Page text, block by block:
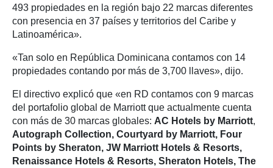
493 propiedades en la región bajo 22 marcas diferentes
con presencia en 37 países y territorios del Caribe y
Latinoamérica».
«Tan solo en República Dominicana contamos con 14
propiedades contando por más de 3,700 llaves», dijo.
El directivo explicó que «en RD contamos con 9 marcas
del portafolio global de Marriott que actualmente cuenta
con más de 30 marcas globales: AC Hotels by Marriott,
Autograph Collection, Courtyard by Marriott, Four
Points by Sheraton, JW Marriott Hotels & Resorts,
Renaissance Hotels & Resorts, Sheraton Hotels, The